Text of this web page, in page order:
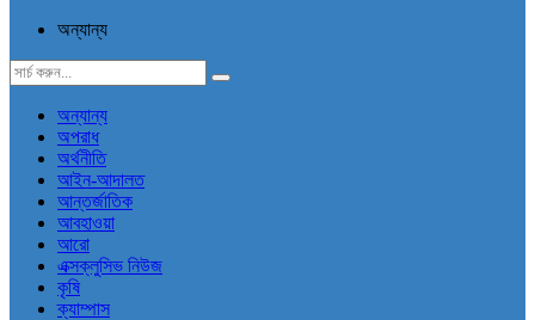
অন্যান্য
অন্যান্য
অপরাধ
অর্থনীতি
আইন-আদালত
আন্তর্জাতিক
আবহাওয়া
আরো
এক্সক্লুসিভ নিউজ
কৃষি
ক্যাম্পাস